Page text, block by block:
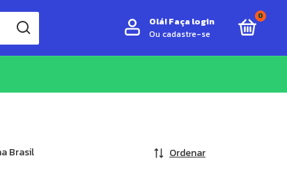
Olá!Faça login
Ou cadastre-se
0
Brasil Ordenar